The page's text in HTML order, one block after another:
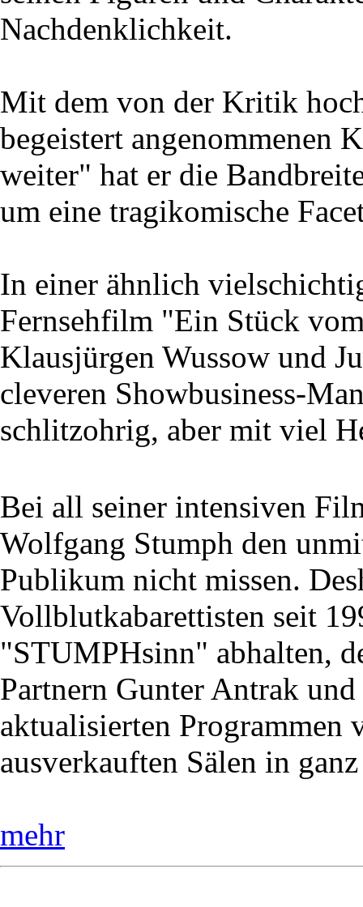
Nachdenklichkeit.
Mit dem von der Kritik
begeistert
weiter" hat er die
um eine tragikomische
In einer ähnlich
Fernsehfilm "Ein Stück
Klausjürgen Wussow und
cleveren Showbusiness-
schlitzohrig, aber mit viel
Bei all seiner intensiven
Wolfgang Stumph den
Publikum nicht missen.
Vollblutkabarettisten seit
"STUMPHsinn" abhalten,
Partnern Gunter Antrak
aktualisierten Programmen
ausverkauften Sälen in
mehr